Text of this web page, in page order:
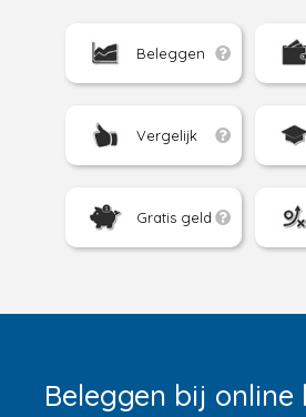
Beleggen
Vergelijk
Gratis geld
Beleggen bij online